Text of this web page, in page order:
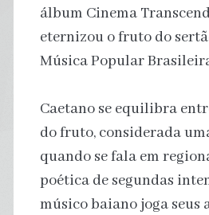
álbum Cinema
eternizou o fruto do
Música Popular
Caetano se equilibra
do fruto, considerada
quando se fala em
poética de segundas
músico baiano joga seus